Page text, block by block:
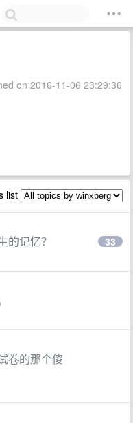
on 2016-11-06 23:29:36
list
的记忆？ 33
卷的那个傻